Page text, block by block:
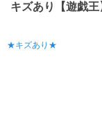
キズあり【遊戯
★キズあり★